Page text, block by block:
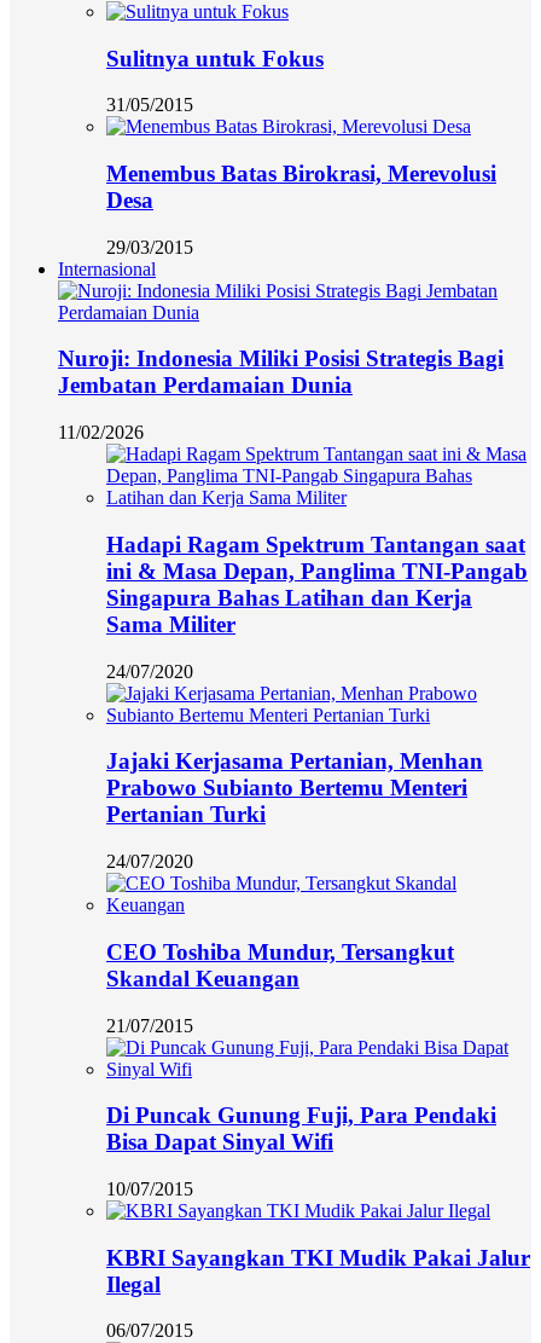
Sulitnya untuk Fokus
31/05/2015
Menembus Batas Birokrasi, Merevolusi
Desa
29/03/2015
Internasional
Nuroji: Indonesia Miliki Posisi Strategis Bagi
Jembatan Perdamaian Dunia
11/02/2026
Hadapi Ragam Spektrum Tantangan saat
ini & Masa Depan, Panglima TNI-Pangab
Singapura Bahas Latihan dan Kerja
Sama Militer
24/07/2020
Jajaki Kerjasama Pertanian, Menhan
Prabowo Subianto Bertemu Menteri
Pertanian Turki
24/07/2020
CEO Toshiba Mundur, Tersangkut
Skandal Keuangan
21/07/2015
Di Puncak Gunung Fuji, Para Pendaki
Bisa Dapat Sinyal Wifi
10/07/2015
KBRI Sayangkan TKI Mudik Pakai Jalur
Ilegal
06/07/2015